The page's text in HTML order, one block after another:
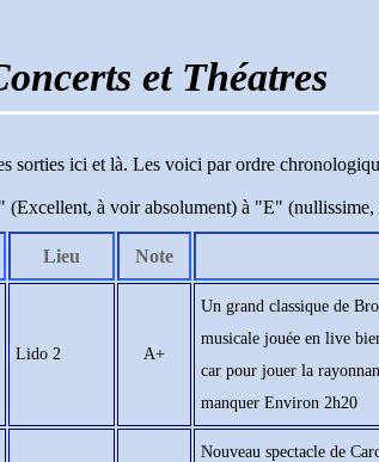
et Théatres
sorties ici et là. Les voici par ordre
à voir absolument) à "E" (nullissime,
Lieu Note
Lido 2 A+
Un grand classique de
musicale jouée en live
car pour jouer la
manquer Environ 2h20
Nouveau spectacle de